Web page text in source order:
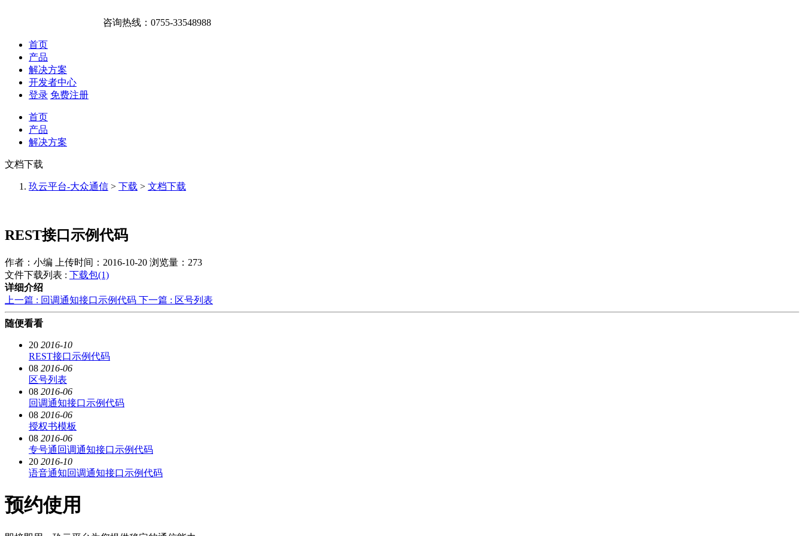
咨询热线：0755-33548988
首页
产品
解决方案
开发者中心
登录 免费注册
首页
产品
解决方案
文档下载
玖云平台-大众通信 > 下载 > 文档下载
REST接口示例代码
作者：小编 上传时间：2016-10-20 浏览量：273
文件下载列表 : 下载包(1)
详细介绍
上一篇 : 回调通知接口示例代码 下一篇 : 区号列表
随便看看
20 2016-10
REST接口示例代码
08 2016-06
区号列表
08 2016-06
回调通知接口示例代码
08 2016-06
授权书模板
08 2016-06
专号通回调通知接口示例代码
20 2016-10
语音通知回调通知接口示例代码
预约使用